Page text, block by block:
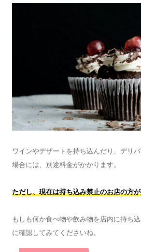
ワインやデザートを持ち込んだり、デリ
場合には、別途料金がかかります。
ただし、現在は持ち込み禁止のお店の方
もしも何か食べ物や飲み物を店内に持ち
に確認してみてくださいね。